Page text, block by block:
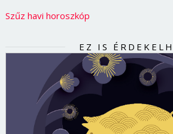
Szűz havi horoszkóp
EZ IS